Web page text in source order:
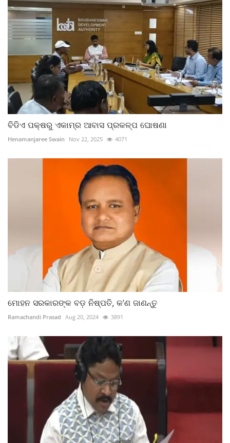
ବିଡିଏ ପକ୍ଷରୁ ଏକାମ୍ର ଆବାସ ପ୍ରକଳ୍ପ ଘୋଷଣା
Henamanjaree Swain Nov 22, 2025 4071
ମୋହନ ସରକାରଙ୍କ ବଡ଼ ନିଷ୍ପତି, କ’ଣ ଜାଣନ୍ତୁ
Ramachandi Prasad Aug 20, 2024 3891